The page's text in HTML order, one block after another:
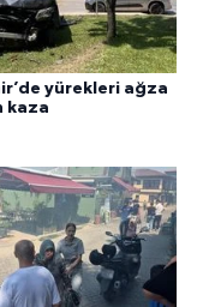
yürekleri ağza
kaza